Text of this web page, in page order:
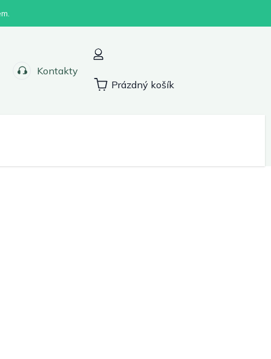
Kontakty
Nákupní
Prázdný košík